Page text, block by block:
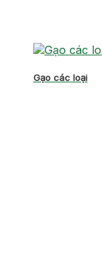
Gạo các loại